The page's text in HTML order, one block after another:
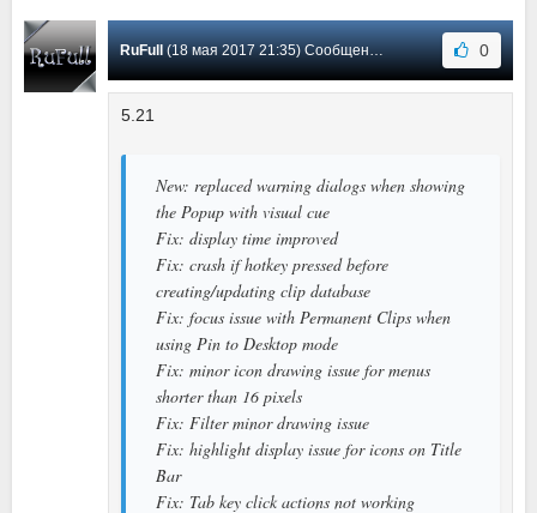
RuFull (18 мая 2017 21:35) Сообщение #86 0
5.21
New: replaced warning dialogs when showing
the Popup with visual cue
Fix: display time improved
Fix: crash if hotkey pressed before
creating/updating clip database
Fix: focus issue with Permanent Clips when
using Pin to Desktop mode
Fix: minor icon drawing issue for menus
shorter than 16 pixels
Fix: Filter minor drawing issue
Fix: highlight display issue for icons on Title
Bar
Fix: Tab key click actions not working